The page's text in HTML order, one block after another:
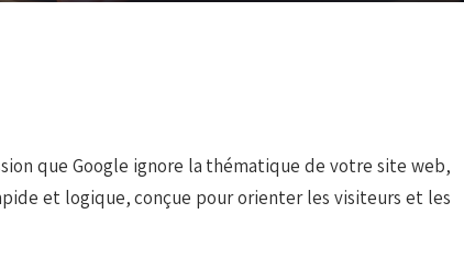
que Google ignore la thématique de votre site web,
et logique, conçue pour orienter les visiteurs et les